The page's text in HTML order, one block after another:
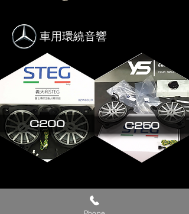
車用環繞音響
C200 C250